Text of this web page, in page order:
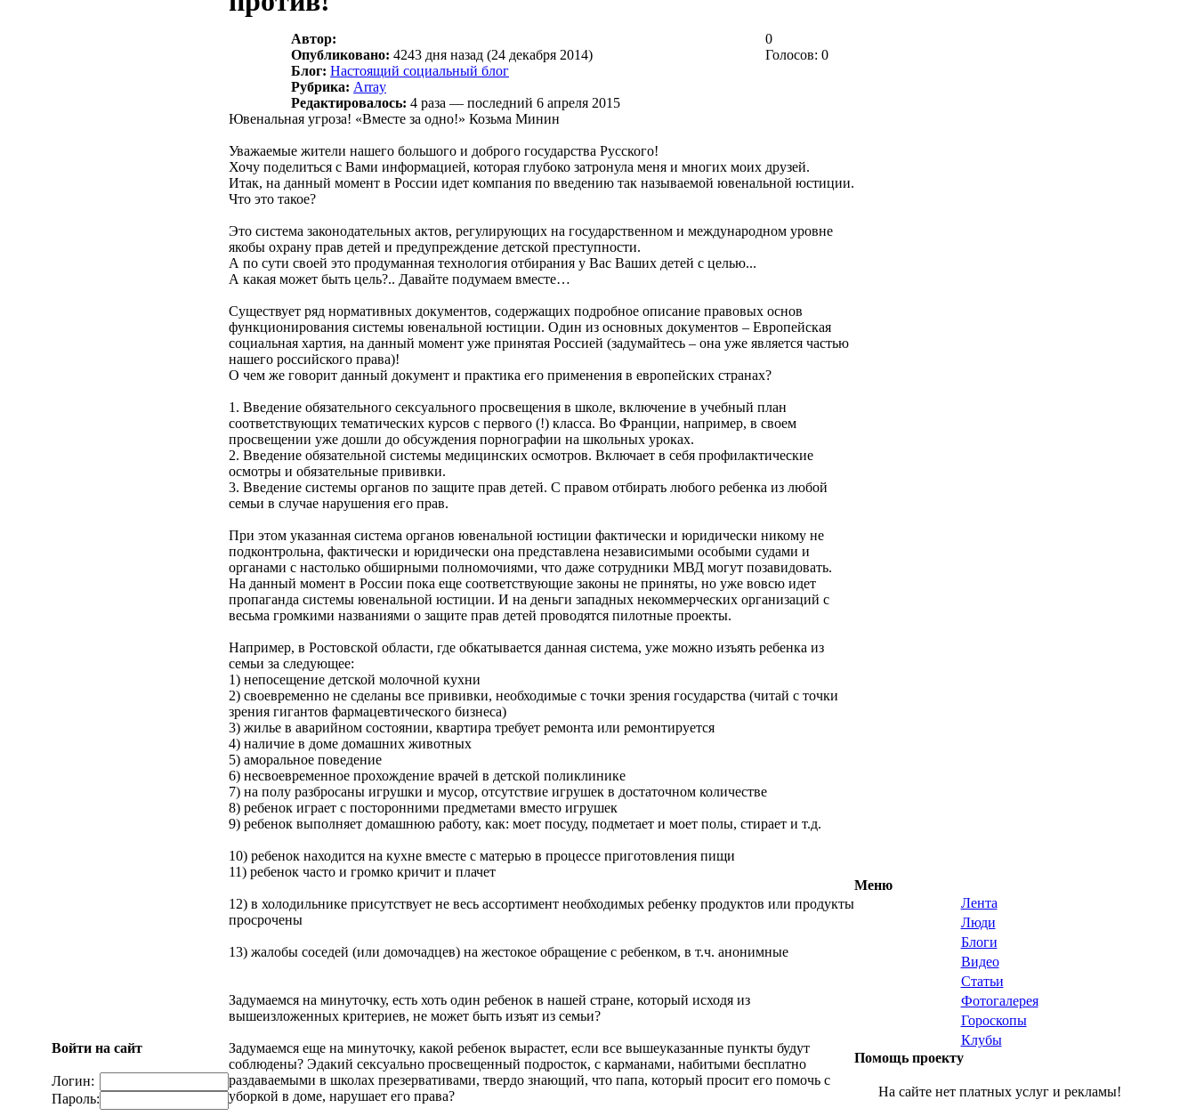
Войти на сайт
Логин:
Пароль:
Автор:
Опубликовано: 4243 дня назад (24 декабря 2014)
Блог: Настоящий социальный блог
Рубрика: Array
Редактировалось: 4 раза — последний 6 апреля 2015
0
Голосов: 0
Ювенальная угроза! «Вместе за одно!» Козьма Минин
Уважаемые жители нашего большого и доброго государства Русского!
Хочу поделиться с Вами информацией, которая глубоко затронула меня и многих моих друзей.
Итак, на данный момент в России идет компания по введению так называемой ювенальной юстиции.
Что это такое?
Это система законодательных актов, регулирующих на государственном и международном уровне
якобы охрану прав детей и предупреждение детской преступности.
А по сути своей это продуманная технология отбирания у Вас Ваших детей с целью...
А какая может быть цель?.. Давайте подумаем вместе…
Существует ряд нормативных документов, содержащих подробное описание правовых основ
функционирования системы ювенальной юстиции. Один из основных документов – Европейская
социальная хартия, на данный момент уже принятая Россией (задумайтесь – она уже является частью
нашего российского права)!
О чем же говорит данный документ и практика его применения в европейских странах?
1. Введение обязательного сексуального просвещения в школе, включение в учебный план
соответствующих тематических курсов с первого (!) класса. Во Франции, например, в своем
просвещении уже дошли до обсуждения порнографии на школьных уроках.
2. Введение обязательной системы медицинских осмотров. Включает в себя профилактические
осмотры и обязательные прививки.
3. Введение системы органов по защите прав детей. С правом отбирать любого ребенка из любой
семьи в случае нарушения его прав.
При этом указанная система органов ювенальной юстиции фактически и юридически никому не
подконтрольна, фактически и юридически она представлена независимыми особыми судами и
органами с настолько обширными полномочиями, что даже сотрудники МВД могут позавидовать.
На данный момент в России пока еще соответствующие законы не приняты, но уже вовсю идет
пропаганда системы ювенальной юстиции. И на деньги западных некоммерческих организаций с
весьма громкими названиями о защите прав детей проводятся пилотные проекты.
Например, в Ростовской области, где обкатывается данная система, уже можно изъять ребенка из
семьи за следующее:
1) непосещение детской молочной кухни
2) своевременно не сделаны все прививки, необходимые с точки зрения государства (читай с точки
зрения гигантов фармацевтического бизнеса)
3) жилье в аварийном состоянии, квартира требует ремонта или ремонтируется
4) наличие в доме домашних животных
5) аморальное поведение
6) несвоевременное прохождение врачей в детской поликлинике
7) на полу разбросаны игрушки и мусор, отсутствие игрушек в достаточном количестве
8) ребенок играет с посторонними предметами вместо игрушек
9) ребенок выполняет домашнюю работу, как: моет посуду, подметает и моет полы, стирает и т.д.
10) ребенок находится на кухне вместе с матерью в процессе приготовления пищи
11) ребенок часто и громко кричит и плачет
12) в холодильнике присутствует не весь ассортимент необходимых ребенку продуктов или продукты
просрочены
13) жалобы соседей (или домочадцев) на жестокое обращение с ребенком, в т.ч. анонимные
Задумаемся на минуточку, есть хоть один ребенок в нашей стране, который исходя из
вышеизложенных критериев, не может быть изъят из семьи?
Задумаемся еще на минуточку, какой ребенок вырастет, если все вышеуказанные пункты будут
соблюдены? Эдакий сексуально просвещенный подросток, с карманами, набитыми бесплатно
раздаваемыми в школах презервативами, твердо знающий, что папа, который просит его помочь с
уборкой в доме, нарушает его права?
Меню
Лента
Люди
Блоги
Видео
Статьи
Фотогалерея
Гороскопы
Клубы
Помощь проекту
На сайте нет платных услуг и рекламы!